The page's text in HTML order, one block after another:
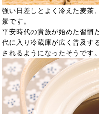
強い日差しとよく冷えた麦茶
景です。
平安時代の貴族が始めた習慣
代に入り冷蔵庫が広く普及す
されるようになったそうです。